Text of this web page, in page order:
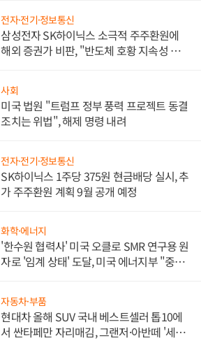
전자·전기·정보통신
삼성전자 SK하이닉스 소극적 주주환원에
해외 증권가 비판, "반도체 호황 지속성 의
사회
미국 법원 "트럼프 정부 풍력 프로젝트 동결
조치는 위법", 해제 명령 내려
전자·전기·정보통신
SK하이닉스 1주당 375원 현금배당 실시, 추
가 주주환원 계획 9월 공개 예정
화학·에너지
'한수원 협력사' 미국 오클로 SMR 연구용 원
자로 '임계 상태' 도달, 미국 에너지부 "중요
자동차·부품
현대차 올해 SUV 국내 베스트셀러 톱10에
서 싼타페만 자리매김, 그랜저·아반떼 '세단